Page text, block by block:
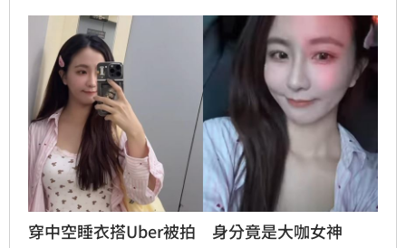
穿中空睡衣搭Uber被拍 身分竟是大咖女神